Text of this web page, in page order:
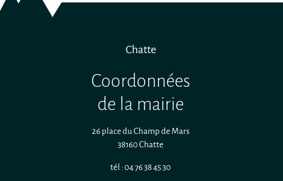
Chatte
Coordonnées
de la mairie
26 place du Champ de Mars
38160 Chatte
tél : 04 76 38 45 30